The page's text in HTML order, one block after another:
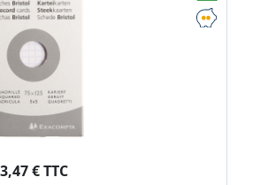
3,47 € TTC